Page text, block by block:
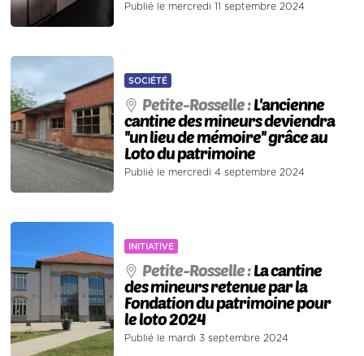
Publié le mercredi 11 septembre 2024
SOCIÉTÉ
Petite-Rosselle :L'ancienne
cantine des mineurs deviendra
''un lieu de mémoire'' grâce au
Loto du patrimoine
Publié le mercredi 4 septembre 2024
INITIATIVE
Petite-Rosselle :La cantine
des mineurs retenue par la
Fondation du patrimoine pour
le loto 2024
Publié le mardi 3 septembre 2024